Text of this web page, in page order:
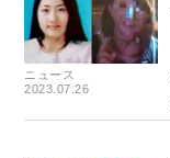
ニュース
2023.07.26